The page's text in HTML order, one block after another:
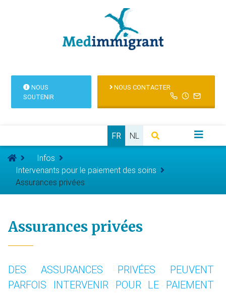
NOUS
SOUTENIR
NOUS CONTACTER
FR NL
Infos
Intervenants pour le paiement des soins
Assurances privées
Assurances privées
DES ASSURANCES PRIVÉES PEUVENT
PARFOIS INTERVENIR POUR LE PAIEMENT